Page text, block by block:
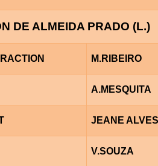
DE ALMEIDA PRADO (L.)
M.RIBEIRO
A.MESQUITA
JEANE ALVES
V.SOUZA